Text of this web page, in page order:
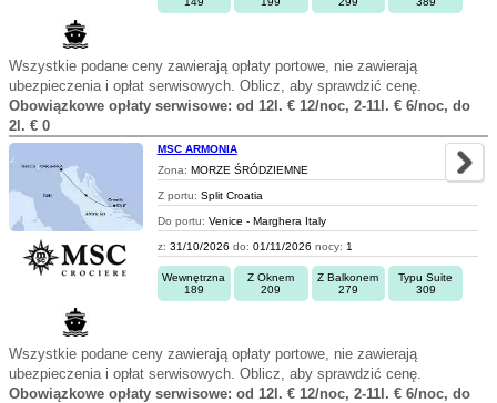
Wszystkie podane ceny zawierają opłaty portowe, nie zawierają
ubezpieczenia i opłat serwisowych. Oblicz, aby sprawdzić cenę.
Obowiązkowe opłaty serwisowe: od 12l. € 12/noc, 2-11l. € 6/noc, do
2l. € 0
MSC ARMONIA
Zona: MORZE ŚRÓDZIEMNE
Z portu: Split Croatia
Do portu: Venice - Marghera Italy
z: 31/10/2026 do: 01/11/2026 nocy: 1
Wewnętrzna
189
Z Oknem
209
Z Balkonem
279
Typu Suite
309
Wszystkie podane ceny zawierają opłaty portowe, nie zawierają
ubezpieczenia i opłat serwisowych. Oblicz, aby sprawdzić cenę.
Obowiązkowe opłaty serwisowe: od 12l. € 12/noc, 2-11l. € 6/noc, do